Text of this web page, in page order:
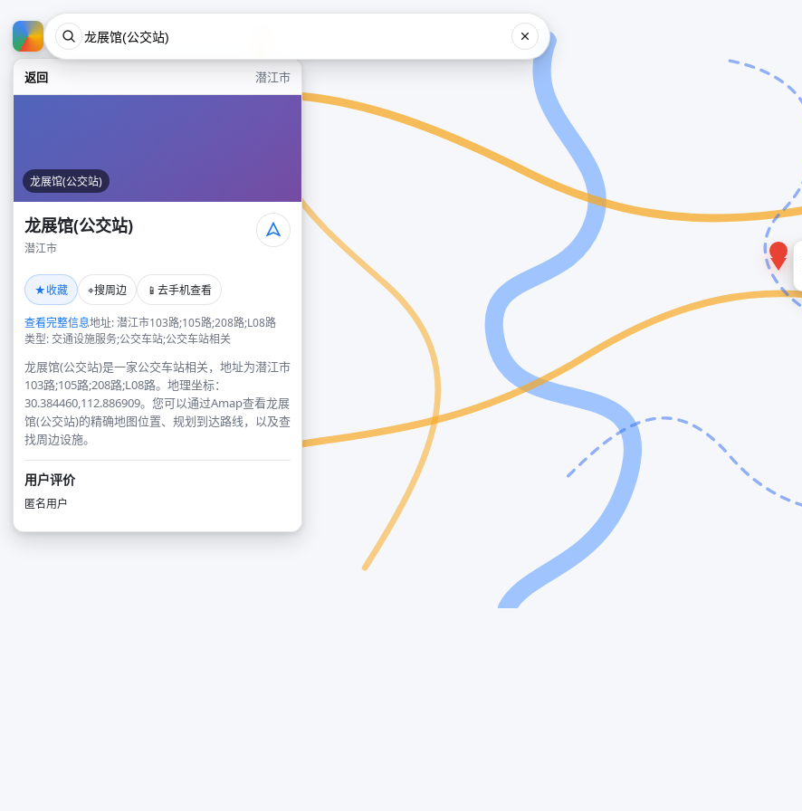
返回 潜江市
龙展馆(公交站)
龙展馆(公交站)
潜江市
★收藏 ⌖搜周边 📱 去手机查看
查看完整信息地址: 潜江市103路;105路;208路;L08路
类型: 交通设施服务;公交车站;公交车站相关
龙展馆(公交站)是一家公交车站相关，地址为潜江市
103路;105路;208路;L08路。地理坐标：
30.384460,112.886909。您可以通过Amap查看龙展
馆(公交站)的精确地图位置、规划到达路线，以及查
找周边设施。
用户评价
匿名用户